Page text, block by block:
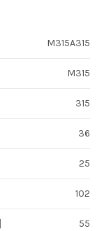
M315A315
M315
315
36
25
102
55